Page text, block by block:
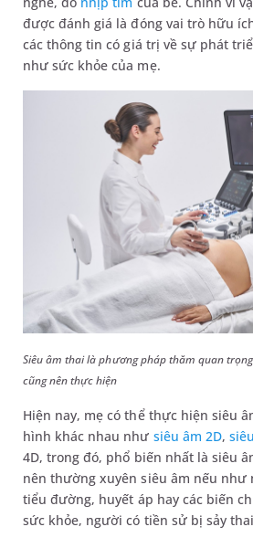
được đánh giá là đóng vai trò hữu
các thông tin có giá trị về sự phát
như sức khỏe của mẹ.
Siêu âm thai là phương pháp thăm quan
cũng nên thực hiện
Hiện nay, mẹ có thể thực hiện siêu
hình khác nhau như siêu âm 2D,
4D, trong đó, phổ biến nhất là siêu
nên thường xuyên siêu âm nếu như
tiểu đường, huyết áp hay các biến
sức khỏe, người có tiền sử bị sảy